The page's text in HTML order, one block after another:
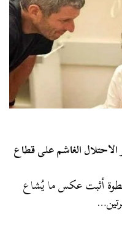
الغاشم على قطاع
أثبت عكس ما يُشاع